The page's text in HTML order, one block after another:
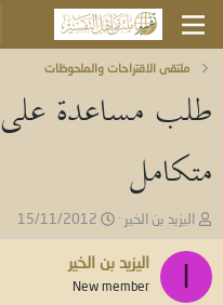
ملتقى الاقتراحات والملحوظات
طلب مساعدة على
متكامل
ب
ا
د
اليزيد بن الخير
ت
ا
ر
خ
15/11/2012
اليزيد بن الخير
New member